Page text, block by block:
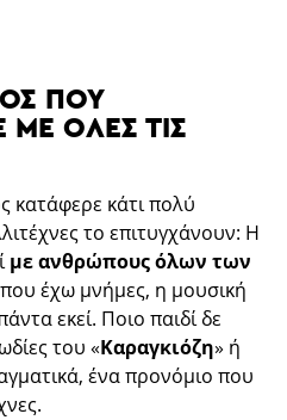
ΠΟΥ
ΜΕ ΌΛΕΣ ΤΙΣ
κατάφερε κάτι πολύ
το επιτυγχάνουν: Η
με ανθρώπους όλων των
έχω μνήμες, η μουσική
εκεί. Ποιο παιδί δε
του «Καραγκιόζη» ή
ένα προνόμιο που